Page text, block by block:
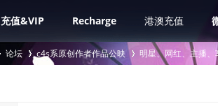
充值&VIP Recharge 港澳充值
论坛 c4s系原创作者作品公映 明星、网红、主播